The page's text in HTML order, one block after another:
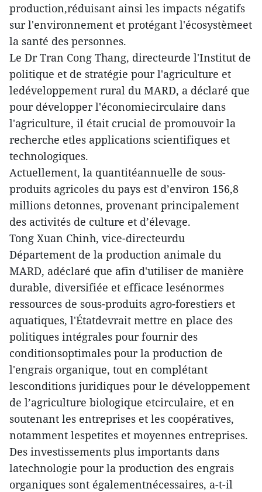
production,réduisant ainsi les impacts négatifs
sur l'environnement et protégant l'écosystèmeet
la santé des personnes.
Le Dr Tran Cong Thang, directeurde l'Institut de
politique et de stratégie pour l'agriculture et
ledéveloppement rural du MARD, a déclaré que
pour développer l'économiecirculaire dans
l'agriculture, il était crucial de promouvoir la
recherche etles applications scientifiques et
technologiques.
Actuellement, la quantitéannuelle de sous-
produits agricoles du pays est d’environ 156,8
millions detonnes, provenant principalement
des activités de culture et d’élevage.
Tong Xuan Chinh, vice-directeurdu
Département de la production animale du
MARD, adéclaré que afin d'utiliser de manière
durable, diversifiée et efficace lesénormes
ressources de sous-produits agro-forestiers et
aquatiques, l'Étatdevrait mettre en place des
politiques intégrales pour fournir des
conditionsoptimales pour la production de
l'engrais organique, tout en complétant
lesconditions juridiques pour le développement
de l’agriculture biologique etcirculaire, et en
soutenant les entreprises et les coopératives,
notamment lespetites et moyennes entreprises.
Des investissements plus importants dans
latechnologie pour la production des engrais
organiques sont égalementnécessaires, a-t-il